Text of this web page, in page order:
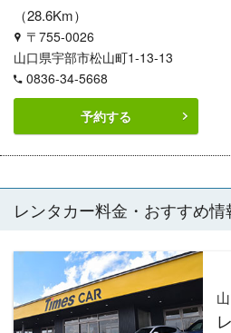
28.6Km
〒755-0026
山口県宇部市松山町1-13-13
0836-34-5668
予約する
レンタカー料金・おすすめ情